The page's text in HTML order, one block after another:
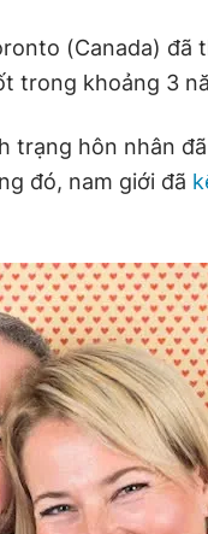
(Canada) đã
trong khoảng 3
trạng hôn nhân
đó, nam giới đã